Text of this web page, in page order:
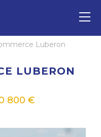
Luberon
LUBERON
800 €